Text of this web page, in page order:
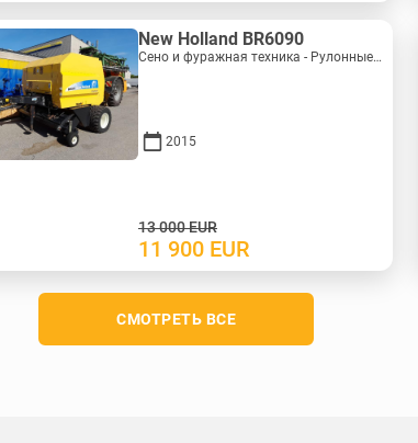
New Holland BR6090
Сено и фуражная техника - Рулонные пресс-подборщики | M388-0128
2015
13 000EUR
11 900 EUR
СМОТРЕТЬ ВСЕ